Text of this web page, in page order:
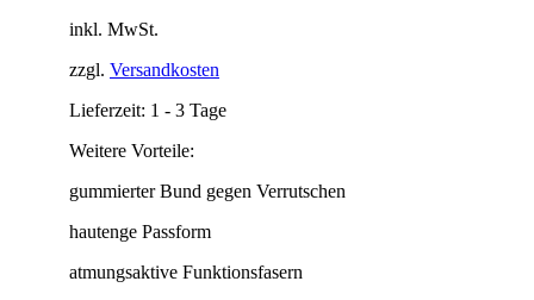
inkl. MwSt.
zzgl. Versandkosten
Lieferzeit: 1 - 3 Tage
Weitere Vorteile:
gummierter Bund gegen Verrutschen
hautenge Passform
atmungsaktive Funktionsfasern